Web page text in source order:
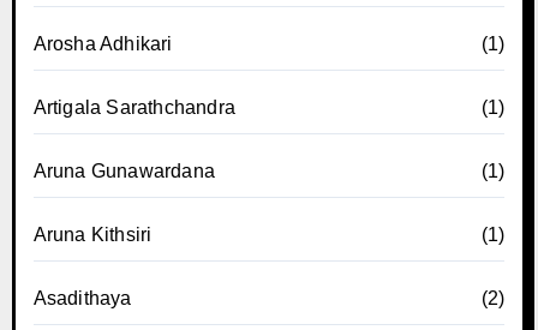
Arosha Adhikari (1)
Artigala Sarathchandra (1)
Aruna Gunawardana (1)
Aruna Kithsiri (1)
Asadithaya (2)